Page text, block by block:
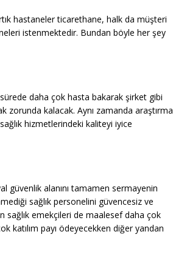
hastaneler ticarethane, halk da müşteri
istenmektedir. Bundan böyle her şey
daha çok hasta bakarak şirket gibi
zorunda kalacak. Aynı zamanda araştırma
hizmetlerindeki kaliteyi iyice
güvenlik alanını tamamen sermayenin
sağlık personelini güvencesiz ve
sağlık emekçileri de maalesef daha çok
katılım payı ödeyecekken diğer yandan